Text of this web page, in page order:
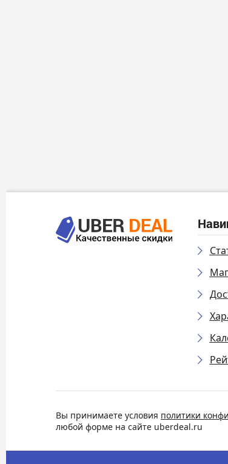
Вы принимаете условия политики
любой форме на сайте uberdeal.ru